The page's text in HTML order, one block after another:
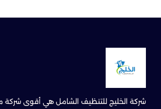
شركة الخليج للتنظيف الشامل هي أقوى